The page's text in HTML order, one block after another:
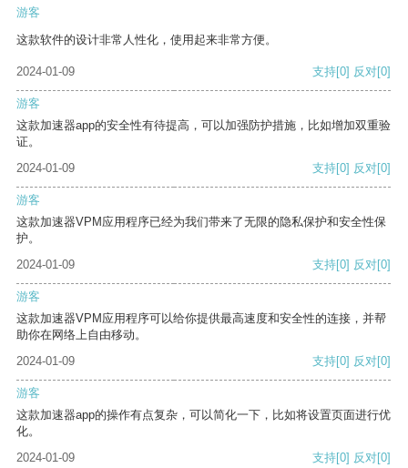
游客
这款软件的设计非常人性化，使用起来非常方便。
2024-01-09 支持[0] 反对[0]
游客
这款加速器app的安全性有待提高，可以加强防护措施，比如增加双重验
证。
2024-01-09
支持[0] 反对[0]
游客
这款加速器VPM应用程序已经为我们带来了无限的隐私保护和安全性保
护。
2024-01-09
支持[0] 反对[0]
游客
这款加速器VPM应用程序可以给你提供最高速度和安全性的连接，并帮
助你在网络上自由移动。
2024-01-09
支持[0] 反对[0]
游客
这款加速器app的操作有点复杂，可以简化一下，比如将设置页面进行优
化。
2024-01-09
支持[0] 反对[0]